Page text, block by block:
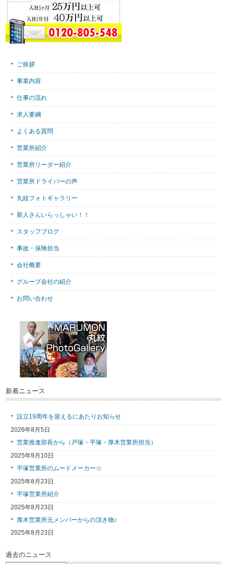
ご挨拶
事業内容
仕事の流れ
求人要綱
よくある質問
営業所紹介
営業所リーダー紹介
営業所ドライバーの声
丸紋フォトギャラリー
新人さんいらっしゃい！！
スタッフブログ
事故・保険担当
会社概要
グループ会社の紹介
お問い合わせ
新着ニュース
設立19周年を迎えるにあたりお知らせ
2026年8月5日
営業推進部長から（戸塚・平塚・厚木営業所担当）
2025年9月10日
平塚営業所のムードメーカー☆
2025年8月23日
平塚営業所紹介
2025年8月23日
厚木営業所元メンバーからの頂き物♪
2025年8月23日
過去のニュース